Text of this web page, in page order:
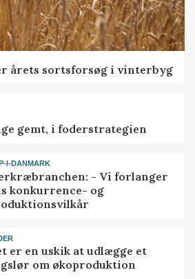
årets sortsforsøg i vinterbyg
gemt, i foderstrategien
I-DANMARK
- Vi forlanger
konkurrence- og
er en uskik at udlægge et
om økoproduktion